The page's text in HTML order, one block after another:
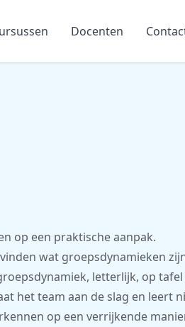
Docenten
op een praktische aanpak.
wat groepsdynamieken
letterlijk, op tafel
het team aan de slag en leert
op een verrijkende